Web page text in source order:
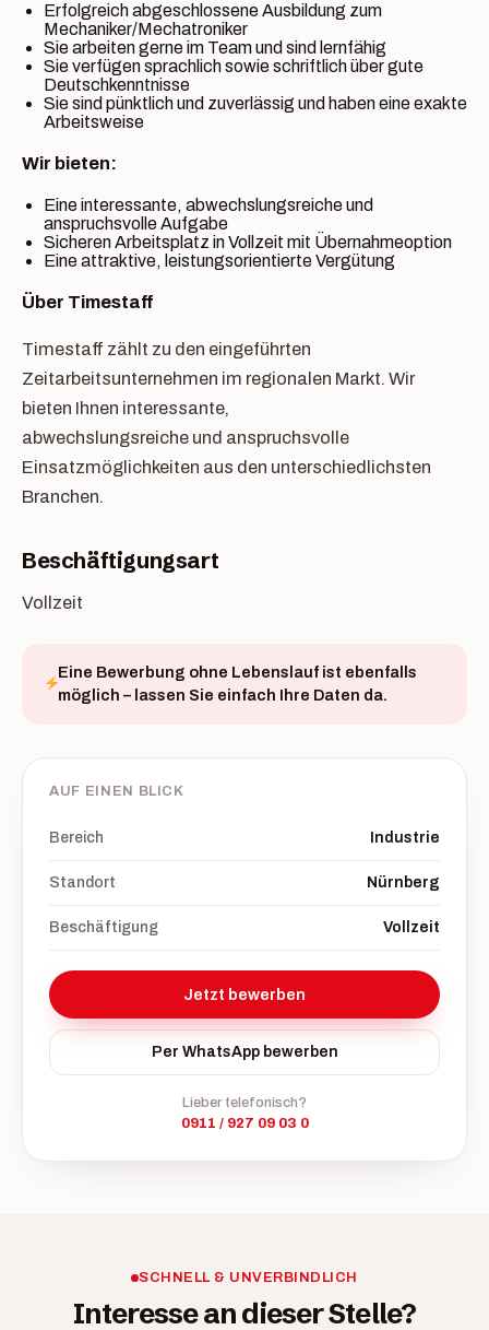
Erfolgreich abgeschlossene Ausbildung zum
Mechaniker/Mechatroniker
Sie arbeiten gerne im Team und sind lernfähig
Sie verfügen sprachlich sowie schriftlich über gute
Deutschkenntnisse
Sie sind pünktlich und zuverlässig und haben eine exakte
Arbeitsweise
Wir bieten:
Eine interessante, abwechslungsreiche und
anspruchsvolle Aufgabe
Sicheren Arbeitsplatz in Vollzeit mit Übernahmeoption
Eine attraktive, leistungsorientierte Vergütung
Über Timestaff
Timestaff zählt zu den eingeführten
Zeitarbeitsunternehmen im regionalen Markt. Wir
bieten Ihnen interessante,
abwechslungsreiche und anspruchsvolle
Einsatzmöglichkeiten aus den unterschiedlichsten
Branchen.
Beschäftigungsart
Vollzeit
Eine Bewerbung ohne Lebenslauf ist ebenfalls
möglich – lassen Sie einfach Ihre Daten da.
AUF EINEN BLICK
Bereich Industrie
Standort Nürnberg
Beschäftigung Vollzeit
Jetzt bewerben
Per WhatsApp bewerben
Lieber telefonisch?
0911 / 927 09 03 0
SCHNELL & UNVERBINDLICH
Interesse an dieser Stelle?